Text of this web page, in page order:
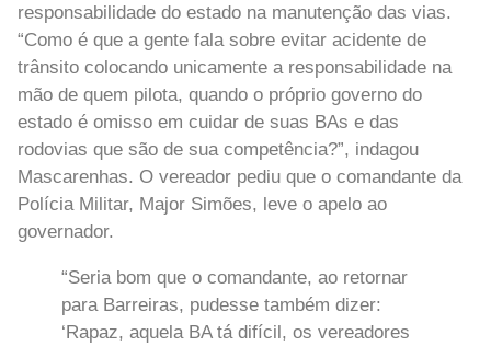
responsabilidade do estado na manutenção das vias.
“Como é que a gente fala sobre evitar acidente de
trânsito colocando unicamente a responsabilidade na
mão de quem pilota, quando o próprio governo do
estado é omisso em cuidar de suas BAs e das
rodovias que são de sua competência?”, indagou
Mascarenhas. O vereador pediu que o comandante da
Polícia Militar, Major Simões, leve o apelo ao
governador.
“Seria bom que o comandante, ao retornar
para Barreiras, pudesse também dizer:
‘Rapaz, aquela BA tá difícil, os vereadores